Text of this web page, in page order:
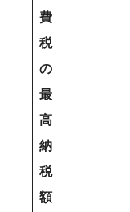
費
税
の
最
高
納
税
額